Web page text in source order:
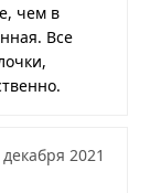
чем в
Все
2021